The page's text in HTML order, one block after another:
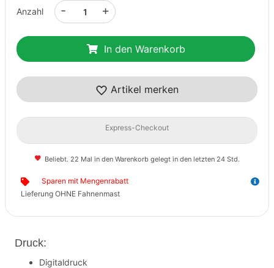
Anzahl +
-
In den Warenkorb
Artikel merken
Express-Checkout
Beliebt. 22 Mal in den Warenkorb gelegt in den letzten 24 Std.
Sparen mit Mengenrabatt
Lieferung OHNE Fahnenmast
Druck:
Digitaldruck